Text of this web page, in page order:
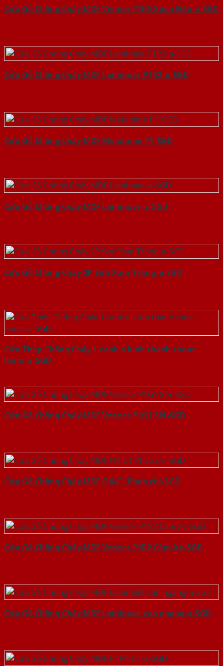
Cửa Gỗ Chống Cháy MDF Veneer P1R5 Xoan Đào-a-SGD
Cửa Gỗ Chống Cháy MDF Laminate P1R2-a-SGD
Cửa Gỗ Chống Cháy MDF Melamine P1-SGD
Cửa Gỗ Chống Cháy MDF Laminate-a-SGD
Cửa Gỗ Chống Cháy 2P Sơn Xám Trắng-a-SGD
Cửa Thép Chống Cháy 1 canh o kinh thanh thoat
hiem-a-SGD
Cửa Gỗ Chống Cháy MDF Veneer P1G1 Sồi-SGD
Cửa Gỗ Chống Cháy MDF O4-C1 Phào chi-SGD
Cửa Gỗ Chống Cháy MDF Veneer P1R2 Căm Xe-SGD
Cửa Gỗ Chống Cháy MDF Laminate van ngang-a-SGD